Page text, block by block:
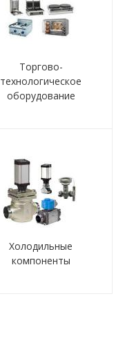
Торгово-
технологическое
оборудование
Холодильные
компоненты